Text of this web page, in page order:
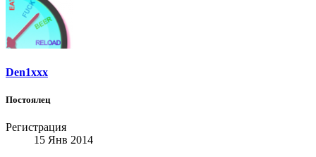
Den1xxx
Постоялец
Регистрация
15 Янв 2014